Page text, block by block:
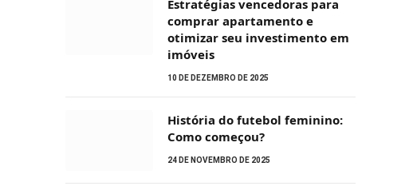
Estratégias vencedoras para
comprar apartamento e
otimizar seu investimento em
imóveis
10 DE DEZEMBRO DE 2025
História do futebol feminino:
Como começou?
24 DE NOVEMBRO DE 2025